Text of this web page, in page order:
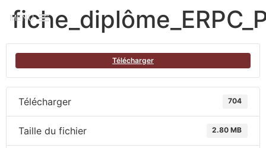
MENU
Télécharger
Télécharger 704
Taille du fichier 2.80 MB